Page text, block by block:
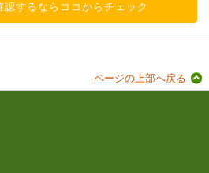
認するならココからチェック
ページの上部へ戻る